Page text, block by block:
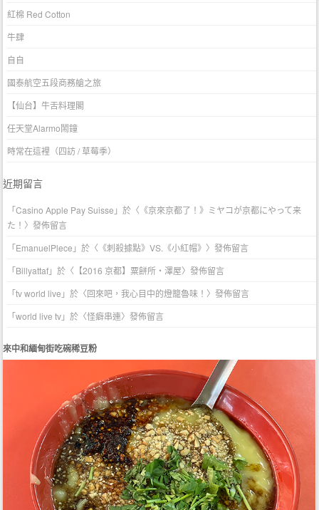
紅棉 Red Cotton
牛肆
自自
國泰航空五段商務艙之旅
【仙台】牛舌料理閣
任天堂Alarmo鬧鐘
時常在這裡（四訪 / 草莓季）
近期留言
「Casino Apple Pay Suisse 」於〈 《京來京都了！》ミヤコが京都にやって来
た！ 〉發佈留言
「EmanuelPlece 」於〈 《刺殺據點》VS.《小紅帽》 〉發佈留言
「Billyattaf」於〈 【2016 京都】粟餅所・澤屋〉發佈留言
「tv world live 」於〈回來吧，我心目中的燈籠魯味！ 〉發佈留言
「world live tv」於〈怪癖串連〉發佈留言
來中和緬甸街吃碗稀豆粉